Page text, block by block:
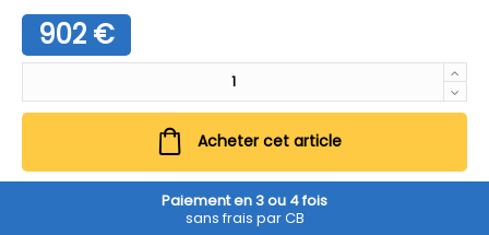
902 €
Acheter cet article
Paiement en 3 ou 4 fois
sans frais par CB